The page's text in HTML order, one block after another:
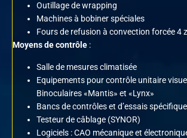
Outillage de wrapping
Machines à bobiner spéciales
Fours de refusion à convection forcée 4
Moyens de contrôle :
Salle de mesures climatisée
Equipements pour contrôle unitaire
Binoculaires «Mantis» et «Lynx»
Bancs de contrôles et d’essais
Testeur de câblage (SYNOR)
Logiciels : CAO mécanique et